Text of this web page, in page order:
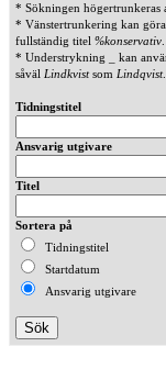
* Sökningen högertrunkeras
* Vänstertrunkering kan
fullständig titel %konservativ
* Understrykning _ kan
såväl Lindkvistsom Lindqvist.
Tidningstitel
Ansvarig utgivare
Titel
Sortera på
Tidningstitel
Startdatum
Ansvarig utgivare